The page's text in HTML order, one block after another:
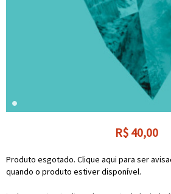
R$ 40,00
Produto esgotado. Clique aqui para ser
quando o produto estiver disponível.